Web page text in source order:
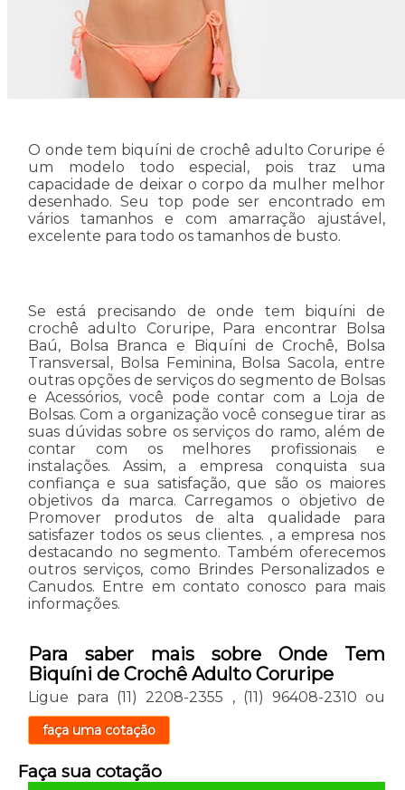
O onde tem biquíni de crochê adulto Coruripe é
um modelo todo especial, pois traz uma
capacidade de deixar o corpo da mulher melhor
desenhado. Seu top pode ser encontrado em
vários tamanhos e com amarração ajustável,
excelente para todo os tamanhos de busto.
Se está precisando de onde tem biquíni de
crochê adulto Coruripe, Para encontrar Bolsa
Baú, Bolsa Branca e Biquíni de Crochê, Bolsa
Transversal, Bolsa Feminina, Bolsa Sacola, entre
outras opções de serviços do segmento de Bolsas
e Acessórios, você pode contar com a Loja de
Bolsas. Com a organização você consegue tirar as
suas dúvidas sobre os serviços do ramo, além de
contar com os melhores profissionais e
instalações. Assim, a empresa conquista sua
confiança e sua satisfação, que são os maiores
objetivos da marca. Carregamos o objetivo de
Promover produtos de alta qualidade para
satisfazer todos os seus clientes. , a empresa nos
destacando no segmento. Também oferecemos
outros serviços, como Brindes Personalizados e
Canudos. Entre em contato conosco para mais
informações.
Para saber mais sobre Onde Tem
Biquíni de Crochê Adulto Coruripe
Ligue para (11) 2208-2355 , (11) 96408-2310 ou
faça uma cotação
Faça sua cotação